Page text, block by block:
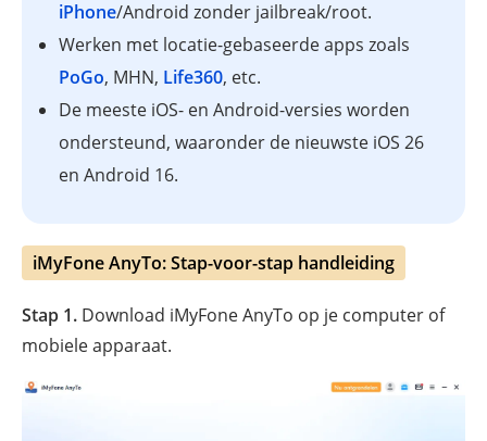
iPhone/Android zonder jailbreak/root.
Werken met locatie-gebaseerde apps zoals
PoGo, MHN, Life360, etc.
De meeste iOS- en Android-versies worden
ondersteund, waaronder de nieuwste iOS 26
en Android 16.
iMyFone AnyTo: Stap-voor-stap handleiding
Stap 1. Download iMyFone AnyTo op je computer of
mobiele apparaat.